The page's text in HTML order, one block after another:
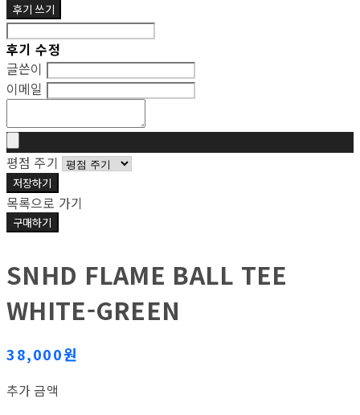
후기 쓰기
후기 수정
글쓴이
이메일
평점 주기
저장하기
목록으로 가기
구매하기
SNHD FLAME BALL TEE
WHITE-GREEN
38,000원
추가 금액